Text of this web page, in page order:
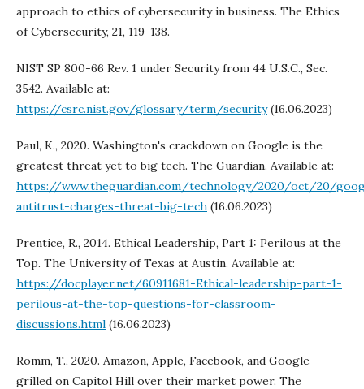
approach to ethics of cybersecurity in business. The Ethics
of Cybersecurity, 21, 119-138.
NIST SP 800-66 Rev. 1 under Security from 44 U.S.C., Sec.
3542. Available at:
https://csrc.nist.gov/glossary/term/security(16.06.2023)
Paul, K., 2020. Washington's crackdown on Google is the
greatest threat yet to big tech. The Guardian. Available at:
https://www.theguardian.com/technology/2020/oct/20/
antitrust-charges-threat-big-tech (16.06.2023)
Prentice, R., 2014. Ethical Leadership, Part 1: Perilous at the
Top. The University of Texas at Austin. Available at:
https://docplayer.net/60911681-Ethical-leadership-part-1-
perilous-at-the-top-questions-for-classroom-
discussions.html (16.06.2023)
Romm, T., 2020. Amazon, Apple, Facebook, and Google
grilled on Capitol Hill over their market power. The